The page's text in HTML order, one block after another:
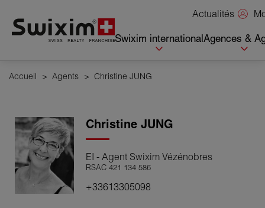
Actualités
Swixim internationalAgences &
Accueil > Agents > Christine JUNG
Christine JUNG
EI - Agent Swixim Vézénobres
RSAC 421 134 586
+33613305098